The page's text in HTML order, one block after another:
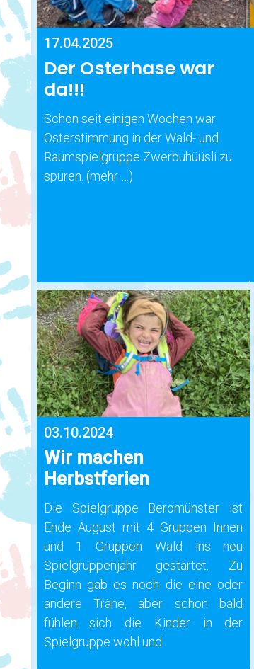
17.04.2025
Der Osterhase war
da!!!
Schon seit einigen Wochen war
Osterstimmung in der Wald- und
Raumspielgruppe Zwerbuhüüsli zu
spüren. (mehr …)
03.10.2024
Wir machen
Herbstferien
Die Spielgruppe Beromünster ist
Ende August mit 4 Gruppen Innen
und 1 Gruppen Wald ins neu
Spielgruppenjahr gestartet. Zu
Beginn gab es noch die eine oder
andere Träne, aber schon bald
fühlen sich die Kinder in der
Spielgruppe wohl und